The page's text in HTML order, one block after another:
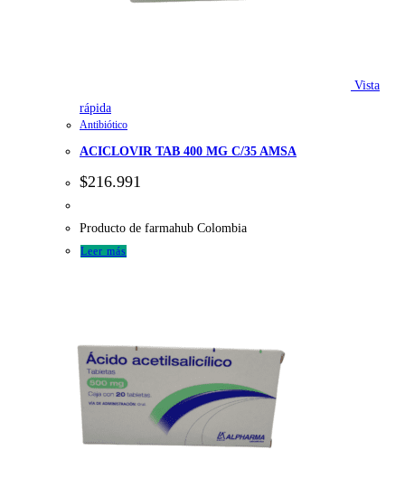
Vista
rápida
Antibiótico
ACICLOVIR TAB 400 MG C/35 AMSA
$216.991
Producto de farmahub Colombia
Leer más